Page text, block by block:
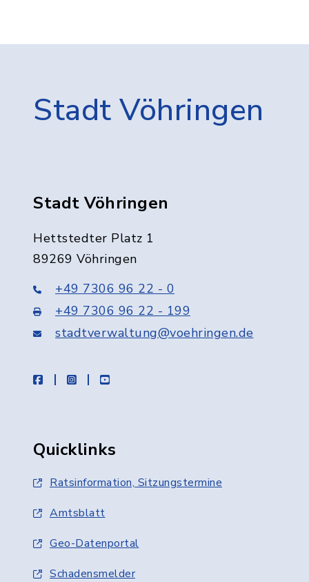
Stadt Vöhringen
Stadt Vöhringen
Hettstedter Platz 1
89269 Vöhringen
+49 7306 96 22 - 0
+49 7306 96 22 - 199
stadtverwaltung@voehringen.de
facebookinstagramyoutube
Quicklinks
Ratsinformation, Sitzungstermine
Amtsblatt
Geo-Datenportal
Schadensmelder